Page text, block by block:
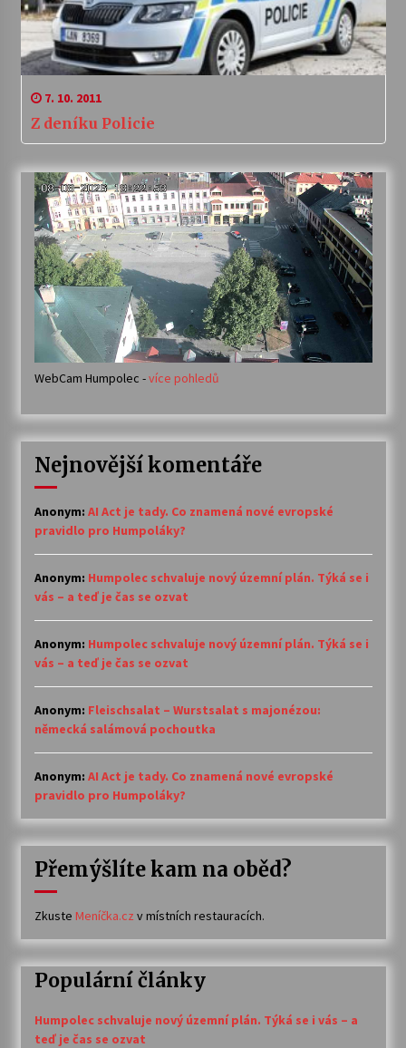
7. 10. 2011
Z deníku Policie
WebCam Humpolec -více pohledů
Nejnovější komentáře
Anonym: AI Act je tady. Co znamená nové evropské
pravidlo pro Humpoláky?
Anonym: Humpolec schvaluje nový územní plán. Týká se i
vás – a teď je čas se ozvat
Anonym: Humpolec schvaluje nový územní plán. Týká se i
vás – a teď je čas se ozvat
Anonym: Fleischsalat – Wurstsalat s majonézou:
německá salámová pochoutka
Anonym: AI Act je tady. Co znamená nové evropské
pravidlo pro Humpoláky?
Přemýšlíte kam na oběd?
Zkuste Meníčka.cz v místních restauracích.
Populární články
Humpolec schvaluje nový územní plán. Týká se i vás – a
teď je čas se ozvat